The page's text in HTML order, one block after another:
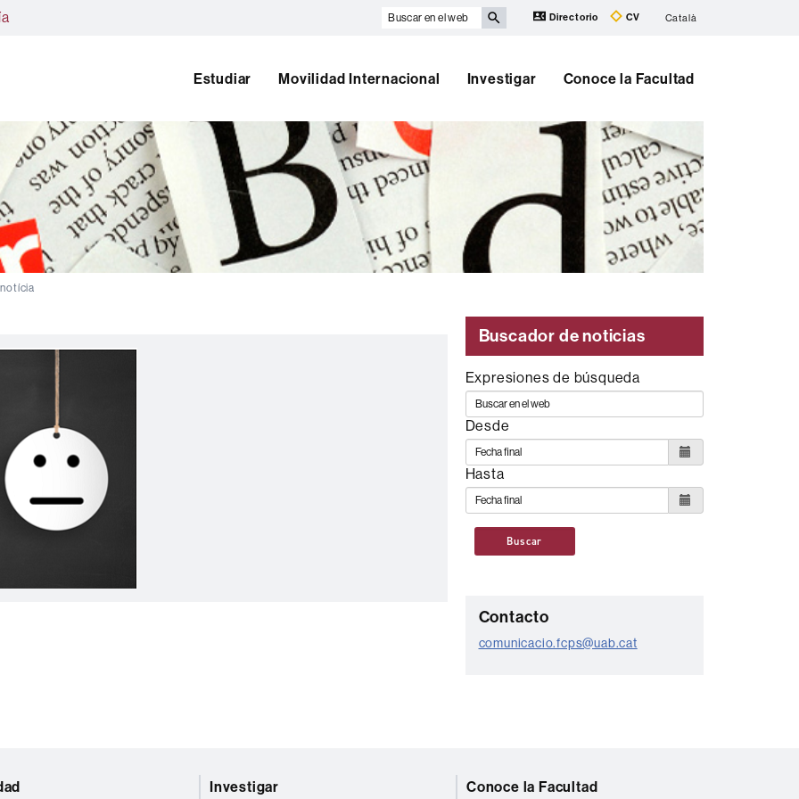
Buscar
Directorio CV Català
Estudiar Movilidad Internacional Investigar Conoce la Facultad
Buscador de noticias
Expresiones de búsqueda
Desde
Hasta
Buscar
C
o
Contacto
comunicacio.fcps@uab.cat
Investigar Conoce la Facultad